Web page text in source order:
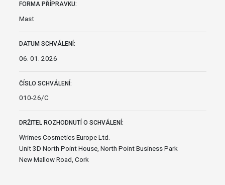
FORMA PŘÍPRAVKU:
Mast
DATUM SCHVÁLENÍ:
06. 01. 2026
ČÍSLO SCHVÁLENÍ:
010-26/C
DRŽITEL ROZHODNUTÍ O SCHVÁLENÍ:
Wrimes Cosmetics Europe Ltd.
Unit 3D North Point House, North Point Business Park
New Mallow Road, Cork